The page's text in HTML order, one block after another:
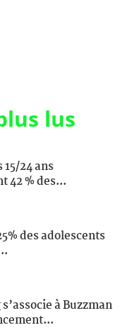
lus
24 ans
42 % des...
des adolescents
à Buzzman